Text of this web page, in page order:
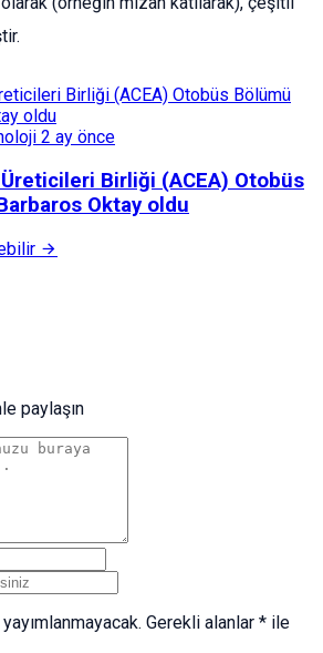
2 ay önce
Birliği (ACEA) Otobüs
Oktay oldu
paylaşın
Gerekli alanlar * ile